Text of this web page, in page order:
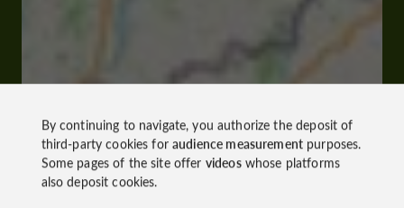
By continuing to navigate, you authorize the deposit of
third-party cookies foraudience measurementpurposes.
Some pages of the site offer videoswhose platforms
also deposit cookies.